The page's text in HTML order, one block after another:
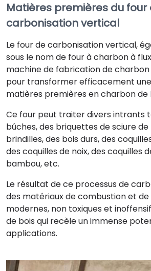
Matières premières du four
carbonisation vertical
Le four de carbonisation vertical,
sous le nom de four à charbon à
machine de fabrication de charbon
pour transformer efficacement
matières premières en charbon de
Ce four peut traiter divers intrants
bûches, des briquettes de sciure de
brindilles, des bois durs, des
des coquilles de noix, des coquilles
bambou, etc.
Le résultat de ce processus de
des matériaux de combustion et
modernes, non toxiques et
de bois qui recèle un immense
applications.